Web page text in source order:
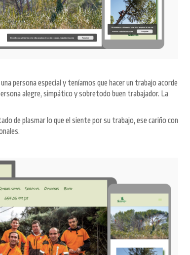
persona especial y teníamos que hacer un trabajo acorde
alegre, simpático y sobretodo buen trabajador. La
de plasmar lo que el siente por su trabajo, ese cariño con